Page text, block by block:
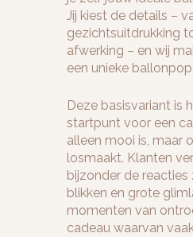
Jij kiest de details –
gezichtsuitdrukking
afwerking – en wij
een unieke
Deze basisvariant is
startpunt voor een
alleen mooi is, maar
losmaakt. Klanten
bijzonder de reacties
blikken en grote
momenten van
cadeau waarvan